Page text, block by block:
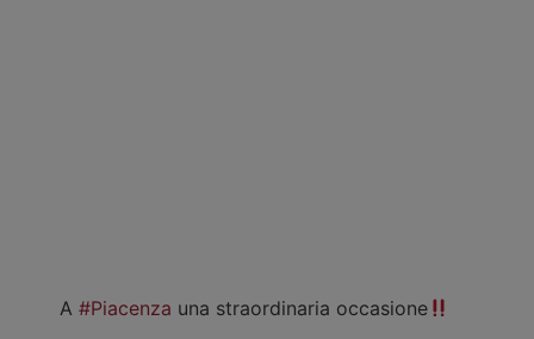
A #Piacenza una straordinaria occasione